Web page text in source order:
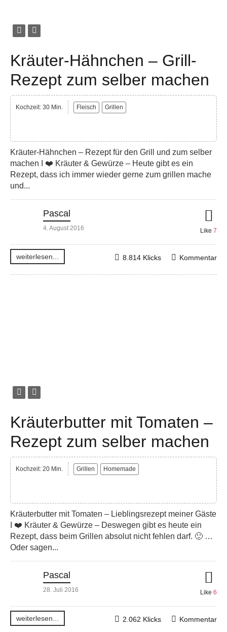
Kräuter-Hähnchen – Grill-
Rezept zum selber machen
Kochzeit: 30 Min. Fleisch Grillen
Kräuter-Hähnchen – Rezept für den Grill und zum selber
machen I ❤️ Kräuter & Gewürze – Heute gibt es ein
Rezept, dass ich immer wieder gerne zum grillen mache
und...
Pascal
4. August 2016 Like 7
weiterlesen... Kommentar
8.814 Klicks
Kräuterbutter mit Tomaten –
Rezept zum selber machen
Kochzeit: 20 Min. Grillen Homemade
Kräuterbutter mit Tomaten – Lieblingsrezept meiner Gäste
I ❤️ Kräuter & Gewürze – Deswegen gibt es heute ein
Rezept, dass beim Grillen absolut nicht fehlen darf. 🙂 …
Oder sagen...
Pascal
28. Juli 2016 Like 6
weiterlesen... Kommentar
2.062 Klicks